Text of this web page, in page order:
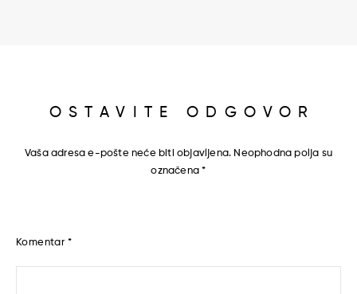
OSTAVITE ODGOVOR
Vaša adresa e-pošte neće biti objavljena. Neophodna polja su
označena*
Komentar *